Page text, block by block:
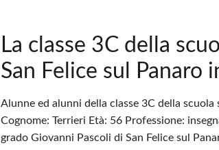
La classe 3C della
San Felice sul Panaro
Alunne ed alunni della classe 3C della
Cognome: Terrieri Età: 56 Professione:
grado Giovanni Pascoli di San Felice sul